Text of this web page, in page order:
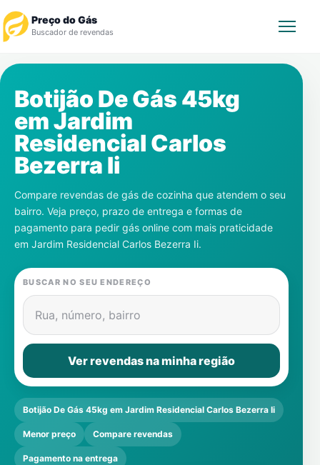
Preço do Gás
Buscador de revendas
Revendedor
Notícias
Cadastre-se
Gás
Botijão De Gás 45kg
emJardim
Residencial Carlos
Bezerra Ii
Compare revendas de gás de cozinha que atendem o seu
bairro. Veja preço, prazo de entrega e formas de
pagamento para pedir gás online com mais praticidade
em Jardim Residencial Carlos Bezerra Ii.
BUSCAR NO SEU ENDEREÇO
Rua, número, bairro
Ver revendas na minha região
Botijão De Gás 45kg em Jardim Residencial Carlos Bezerra Ii
Menor preço Compare revendas
Pagamento na entrega